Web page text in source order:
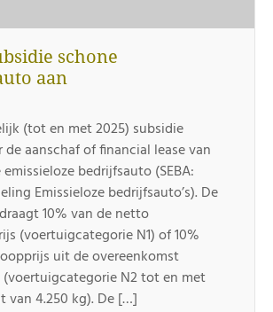
schone
aan
(tot en met 2025) subsidie
aanschaf of financial lease van
bedrijfsauto (SEBA:
Emissieloze bedrijfsauto’s). De
10% van de netto
(voertuigcategorie N1) of 10%
uit de overeenkomst
N2 tot en met
van 4.250 kg). De […]